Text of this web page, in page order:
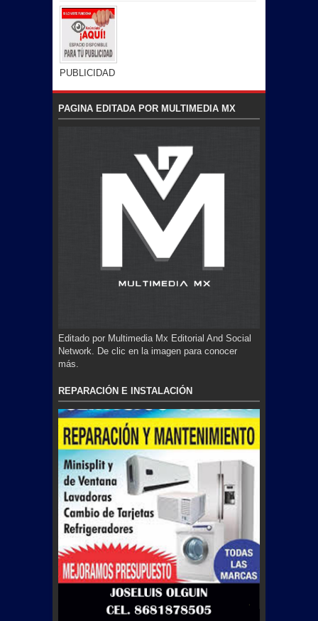
PUBLICIDAD
PAGINA EDITADA POR MULTIMEDIA MX
Editado por Multimedia Mx Editorial And Social
Network. De clic en la imagen para conocer
más.
REPARACIÓN E INSTALACIÓN